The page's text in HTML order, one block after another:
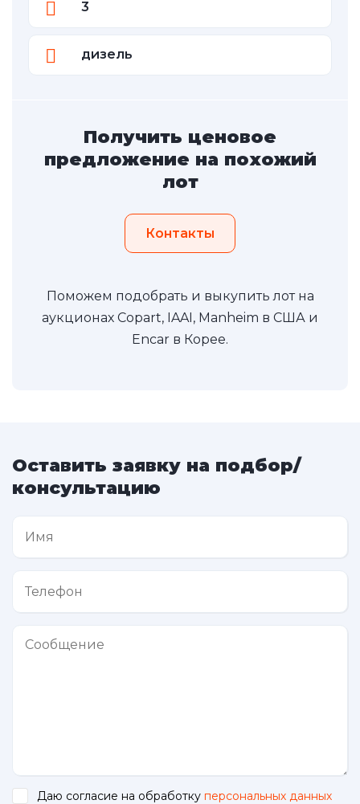
3
дизель
Получить ценовое
предложение на похожий
лот
Контакты
Поможем подобрать и выкупить лот на
аукционах Copart, IAAI, Manheim в США и
Encar в Корее.
Оставить заявку на подбор/
консультацию
Даю согласие на обработку персональных данных